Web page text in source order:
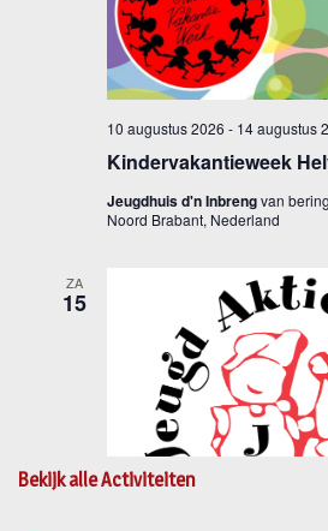
Bekijk alle Activiteiten